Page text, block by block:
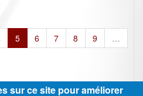
5 6 7 8 9
…
sur ce site pour améliorer